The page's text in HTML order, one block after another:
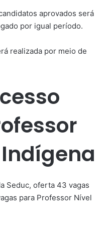
aprovados será
por igual período.
realizada por meio de
Seduc, oferta 43 vagas
para Professor Nível